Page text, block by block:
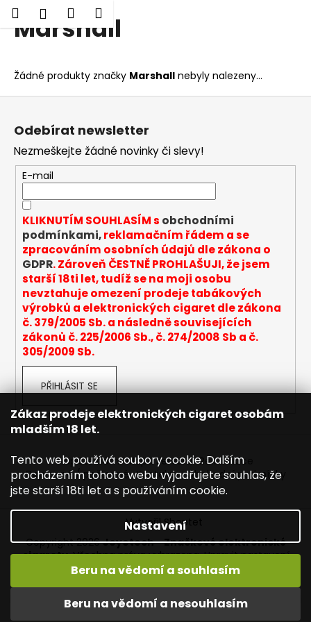
Zákaz prodeje elektronických cigaret osobám
mladším 18 let.
Tento web používá soubory cookie. Dalším
procházením tohoto webu vyjadřujete souhlas, že
jste starší 18ti let a s používáním cookie.
Nastavení
Beru na vědomí a nesouhlasím
Beru na vědomí a souhlasím
Přejít
Vítejte na JOYETECH. DORUČENÍ ZDARMA zásilkovnou nad
HledatPřihlášení
Nákupní
košík
Marshall
Žádné produkty značky Marshall nebyly nalezeny...
o Zpět
Zpět
C
o
o
t
ř
e
b
u
e
e
n
a
t
?
HLEDAT
o
r
Z
Odebírat newsletter
Nezmeškejte žádné novinky či slevy!
E-mail
KLIKNUTÍM SOUHLASÍM s obchodními
podmínkami,reklamačním řádem a se
zpracováním osobních údajů dle zákona o
GDPR. Zároveň ČESTNĚ PROHLAŠUJI, že jsem
starší 18ti let, tudíž se na moji osobu
nevztahuje omezení prodeje tabákových
výrobků a elektronických cigaret dle zákona
č. 379/2005 Sb. a následně souvisejících
zákonů č. 225/2006 Sb., č. 274/2008 Sb a č.
305/2009 Sb.
PŘIHLÁSIT SE
Napište nám Mapa serveru Reklamace
Dopravné / poštovné Kontakty Obchodní podmínky
Vytvořil Shoptet
Copyright 2026Joyetech - Značkové elektronické
cigarety. Všechna práva vyhrazena.Upravit nastavení
cookies